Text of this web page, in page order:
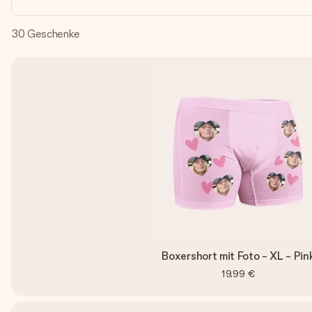
30 Geschenke
Boxershort mit Foto - XL -
19,99 €